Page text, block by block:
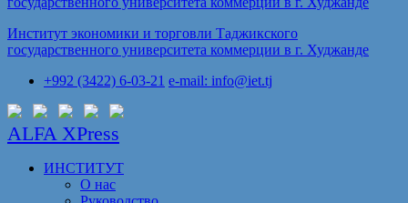
Институт экономики и торговли Таджикского
государственного университета коммерции в г. Худжанде
+992 (3422) 6-03-21 e-mail: info@iet.tj
ALFA XPress
ИНСТИТУТ
О нас